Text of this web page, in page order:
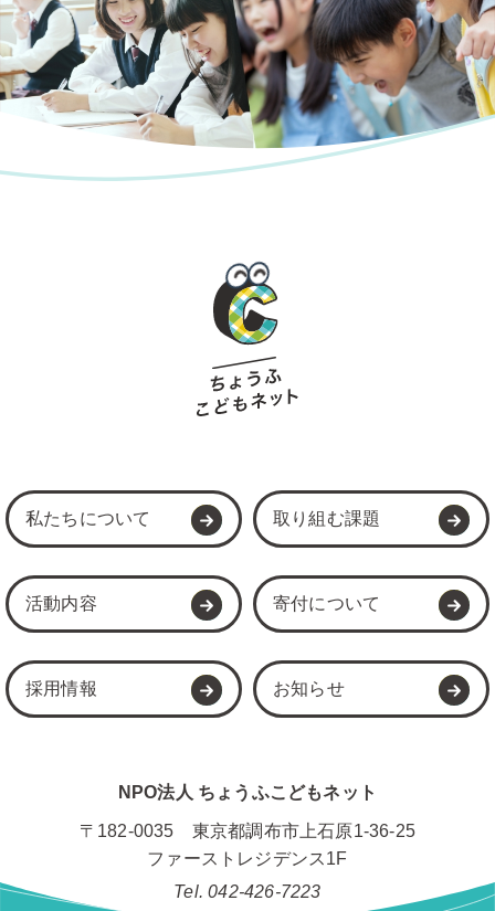
私たちについて 取り組む課題
活動内容 寄付について
採用情報 お知らせ
NPO法人 ちょうふこどもネット
〒182-0035 東京都調布市上石原1-36-25
ファーストレジデンス1F
Tel. 042-426‐7223